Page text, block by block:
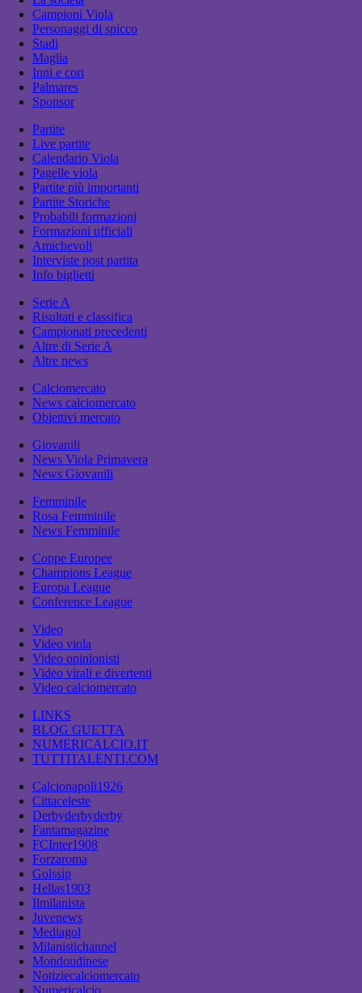
Campioni Viola
Personaggi di spicco
Stadi
Maglia
Inni e cori
Palmares
Sponsor
Partite
Live partite
Calendario Viola
Pagelle viola
Partite più importanti
Partite Storiche
Probabili formazioni
Formazioni ufficiali
Amichevoli
Interviste post partita
Info biglietti
Serie A
Risultati e classifica
Campionati precedenti
Altre di Serie A
Altre news
Calciomercato
News calciomercato
Obiettivi mercato
Giovanili
News Viola Primavera
News Giovanili
Femminile
Rosa Femminile
News Femminile
Coppe Europee
Champions League
Europa League
Conference League
Video
Video viola
Video opinionisti
Video virali e divertenti
Video calciomercato
LINKS
BLOG GUETTA
NUMERICALCIO.IT
TUTTITALENTI.COM
Calcionapoli1926
Cittaceleste
Derbyderbyderby
Fantamagazine
FCInter1908
Forzaroma
Golssip
Hellas1903
Ilmilanista
Juvenews
Mediagol
Milanistichannel
Mondoudinese
Notiziecalciomercato